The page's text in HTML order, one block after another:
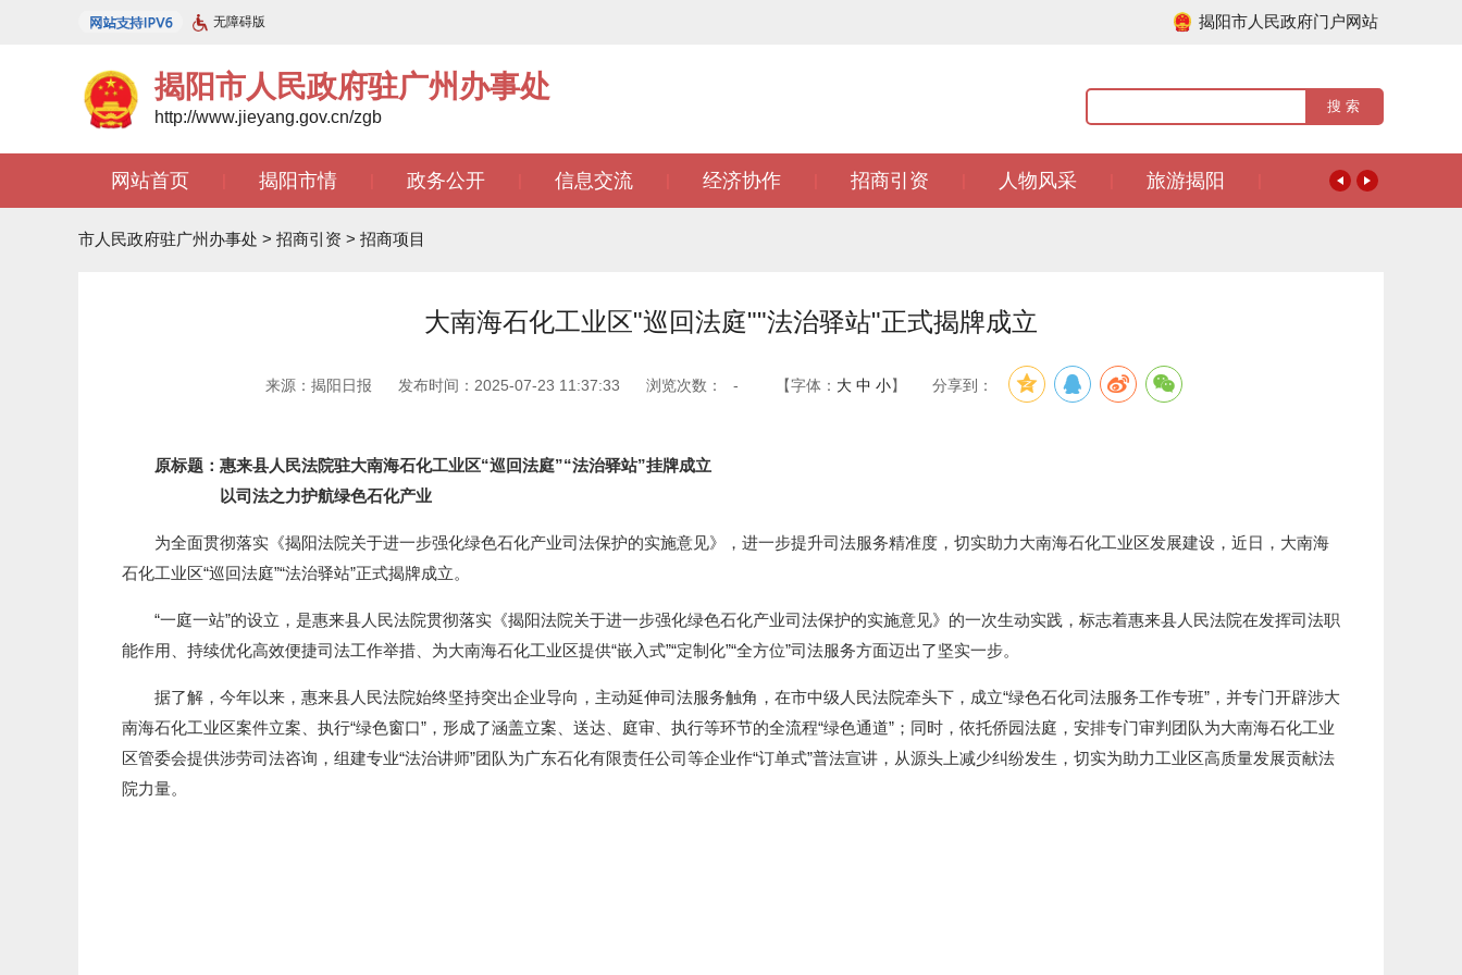
无障碍版 揭阳市人民政府门户网站
揭阳市人民政府驻广州办事处
http://www.jieyang.gov.cn/zgb
网站首页 揭阳市情 政务公开 信息交流 经济协作 招商引资 人物风采 旅游揭阳
文苑天地 |
市人民政府驻广州办事处 > 招商引资 > 招商项目
大南海石化工业区"巡回法庭""法治驿站"正式揭牌成立
来源：揭阳日报 发布时间：2025-07-23 11:37:33 浏览次数： - 【字体： 大 中 小】 分享到：
原标题：惠来县人民法院驻大南海石化工业区“巡回法庭”“法治驿站”挂牌成立
以司法之力护航绿色石化产业
为全面贯彻落实《揭阳法院关于进一步强化绿色石化产业司法保护的实施意见》，进一步提升司法服务精准度，切实助力大南海石化工业区发展建设，近日，大南海
石化工业区“巡回法庭”“法治驿站”正式揭牌成立。
“一庭一站”的设立，是惠来县人民法院贯彻落实《揭阳法院关于进一步强化绿色石化产业司法保护的实施意见》的一次生动实践，标志着惠来县人民法院在发挥司法职
能作用、持续优化高效便捷司法工作举措、为大南海石化工业区提供“嵌入式”“定制化”“全方位”司法服务方面迈出了坚实一步。
据了解，今年以来，惠来县人民法院始终坚持突出企业导向，主动延伸司法服务触角，在市中级人民法院牵头下，成立“绿色石化司法服务工作专班”，并专门开辟涉大
南海石化工业区案件立案、执行“绿色窗口”，形成了涵盖立案、送达、庭审、执行等环节的全流程“绿色通道”；同时，依托侨园法庭，安排专门审判团队为大南海石化工业
区管委会提供涉劳司法咨询，组建专业“法治讲师”团队为广东石化有限责任公司等企业作“订单式”普法宣讲，从源头上减少纠纷发生，切实为助力工业区高质量发展贡献法
院力量。